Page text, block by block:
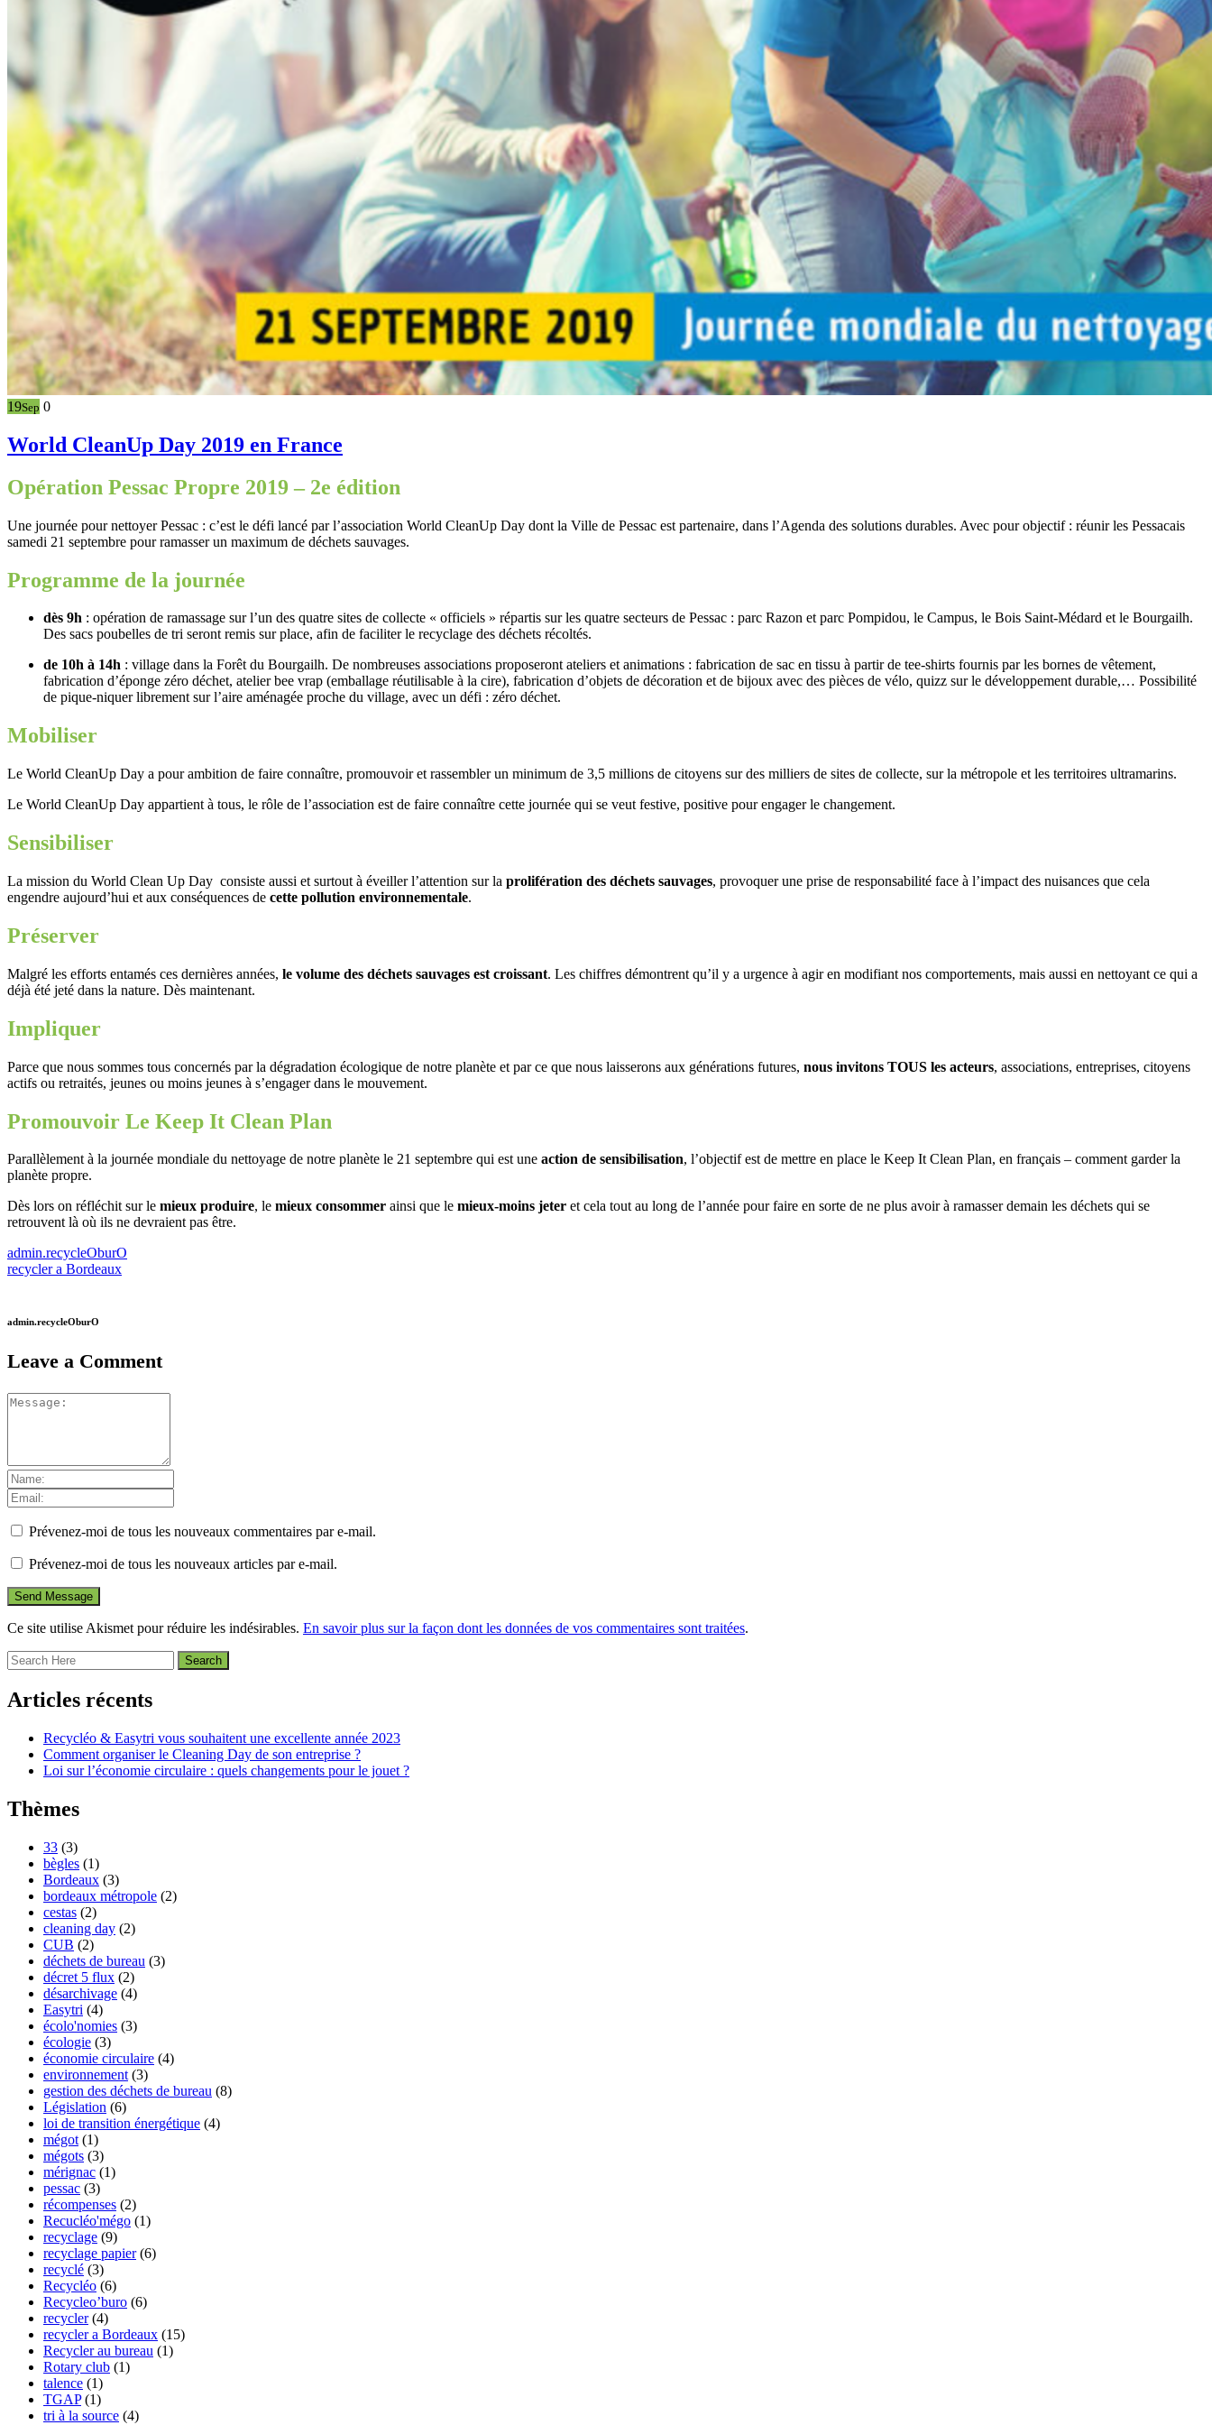
19Sep 0
World CleanUp Day 2019 en France
Opération Pessac Propre 2019 – 2e édition
Une journée pour nettoyer Pessac : c’est le défi lancé par l’association World CleanUp Day dont la Ville de Pessac est partenaire, dans l’Agenda des solutions durables. Avec pour objectif : réunir les Pessacais
samedi 21 septembre pour ramasser un maximum de déchets sauvages.
Programme de la journée
dès 9h : opération de ramassage sur l’un des quatre sites de collecte « officiels » répartis sur les quatre secteurs de Pessac : parc Razon et parc Pompidou, le Campus, le Bois Saint-Médard et le Bourgailh.
Des sacs poubelles de tri seront remis sur place, afin de faciliter le recyclage des déchets récoltés.
de 10h à 14h : village dans la Forêt du Bourgailh. De nombreuses associations proposeront ateliers et animations : fabrication de sac en tissu à partir de tee-shirts fournis par les bornes de vêtement,
fabrication d’éponge zéro déchet, atelier bee vrap (emballage réutilisable à la cire), fabrication d’objets de décoration et de bijoux avec des pièces de vélo, quizz sur le développement durable,… Possibilité
de pique-niquer librement sur l’aire aménagée proche du village, avec un défi : zéro déchet.
Mobiliser
Le World CleanUp Day a pour ambition de faire connaître, promouvoir et rassembler un minimum de 3,5 millions de citoyens sur des milliers de sites de collecte, sur la métropole et les territoires ultramarins.
Le World CleanUp Day appartient à tous, le rôle de l’association est de faire connaître cette journée qui se veut festive, positive pour engager le changement.
Sensibiliser
La mission du World Clean Up Day consiste aussi et surtout à éveiller l’attention sur la prolifération des déchets sauvages, provoquer une prise de responsabilité face à l’impact des nuisances que cela
engendre aujourd’hui et aux conséquences de cette pollution environnementale.
Préserver
Malgré les efforts entamés ces dernières années, le volume des déchets sauvages est croissant. Les chiffres démontrent qu’il y a urgence à agir en modifiant nos comportements, mais aussi en nettoyant ce qui a
déjà été jeté dans la nature. Dès maintenant.
Impliquer
Parce que nous sommes tous concernés par la dégradation écologique de notre planète et par ce que nous laisserons aux générations futures, nous invitons TOUS les acteurs, associations, entreprises, citoyens
actifs ou retraités, jeunes ou moins jeunes à s’engager dans le mouvement.
Promouvoir Le Keep It Clean Plan
Parallèlement à la journée mondiale du nettoyage de notre planète le 21 septembre qui est une action de sensibilisation, l’objectif est de mettre en place le Keep It Clean Plan, en français – comment garder la
planète propre.
Dès lors on réfléchit sur le mieux produire, le mieux consommer ainsi que le mieux-moins jeter et cela tout au long de l’année pour faire en sorte de ne plus avoir à ramasser demain les déchets qui se
retrouvent là où ils ne devraient pas être.
admin.recycleOburO
recycler a Bordeaux
admin.recycleOburO
Leave a Comment
Prévenez-moi de tous les nouveaux commentaires par e-mail.
Prévenez-moi de tous les nouveaux articles par e-mail.
Ce site utilise Akismet pour réduire les indésirables. En savoir plus sur la façon dont les données de vos commentaires sont traitées.
Articles récents
Recycléo & Easytri vous souhaitent une excellente année 2023
Comment organiser le Cleaning Day de son entreprise ?
Loi sur l’économie circulaire : quels changements pour le jouet ?
Thèmes
33 (3)
bègles (1)
Bordeaux (3)
bordeaux métropole (2)
cestas (2)
cleaning day (2)
CUB (2)
déchets de bureau (3)
décret 5 flux (2)
désarchivage (4)
Easytri (4)
écolo'nomies (3)
écologie (3)
économie circulaire (4)
environnement (3)
gestion des déchets de bureau (8)
Législation (6)
loi de transition énergétique (4)
mégot (1)
mégots (3)
mérignac (1)
pessac (3)
récompenses (2)
Recucléo'mégo (1)
recyclage (9)
recyclage papier(6)
recyclé (3)
Recycléo (6)
Recycleo’buro (6)
recycler(4)
recycler a Bordeaux (15)
Recycler au bureau (1)
Rotary club (1)
talence (1)
TGAP(1)
tri à la source (4)